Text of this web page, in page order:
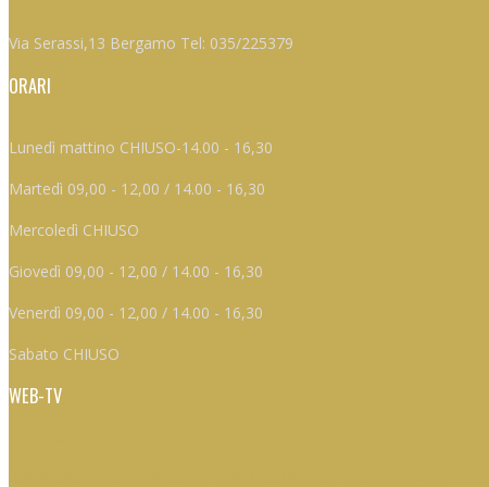
Via Serassi,13 Bergamo Tel: 035/225379
ORARI
Lunedì mattino CHIUSO-14.00 - 16,30
Martedì 09,00 - 12,00 / 14.00 - 16,30
Mercoledì CHIUSO
Giovedì 09,00 - 12,00 / 14.00 - 16,30
Venerdì 09,00 - 12,00 / 14.00 - 16,30
Sabato CHIUSO
WEB-TV